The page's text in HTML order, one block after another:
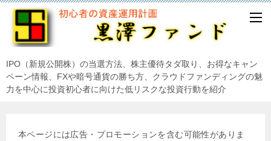
IPO（新規公開株）の当選方法、株主優待タダ取り、お得なキャン
ペーン情報、FXや暗号通貨の勝ち方、クラウドファンディングの魅
力を中心に投資初心者に向けた低リスクな投資行動を紹介
本ページには広告・プロモーションを含む可能性がありま